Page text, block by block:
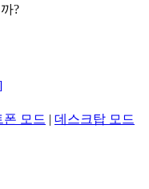
?
폰 모드 | 데스크탑 모드